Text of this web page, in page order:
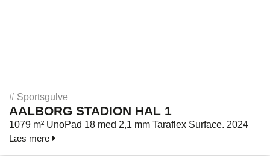
# Sportsgulve
AALBORG STADION HAL 1
1079 m² UnoPad 18 med 2,1 mm Taraflex Surface. 2024
Læs mere